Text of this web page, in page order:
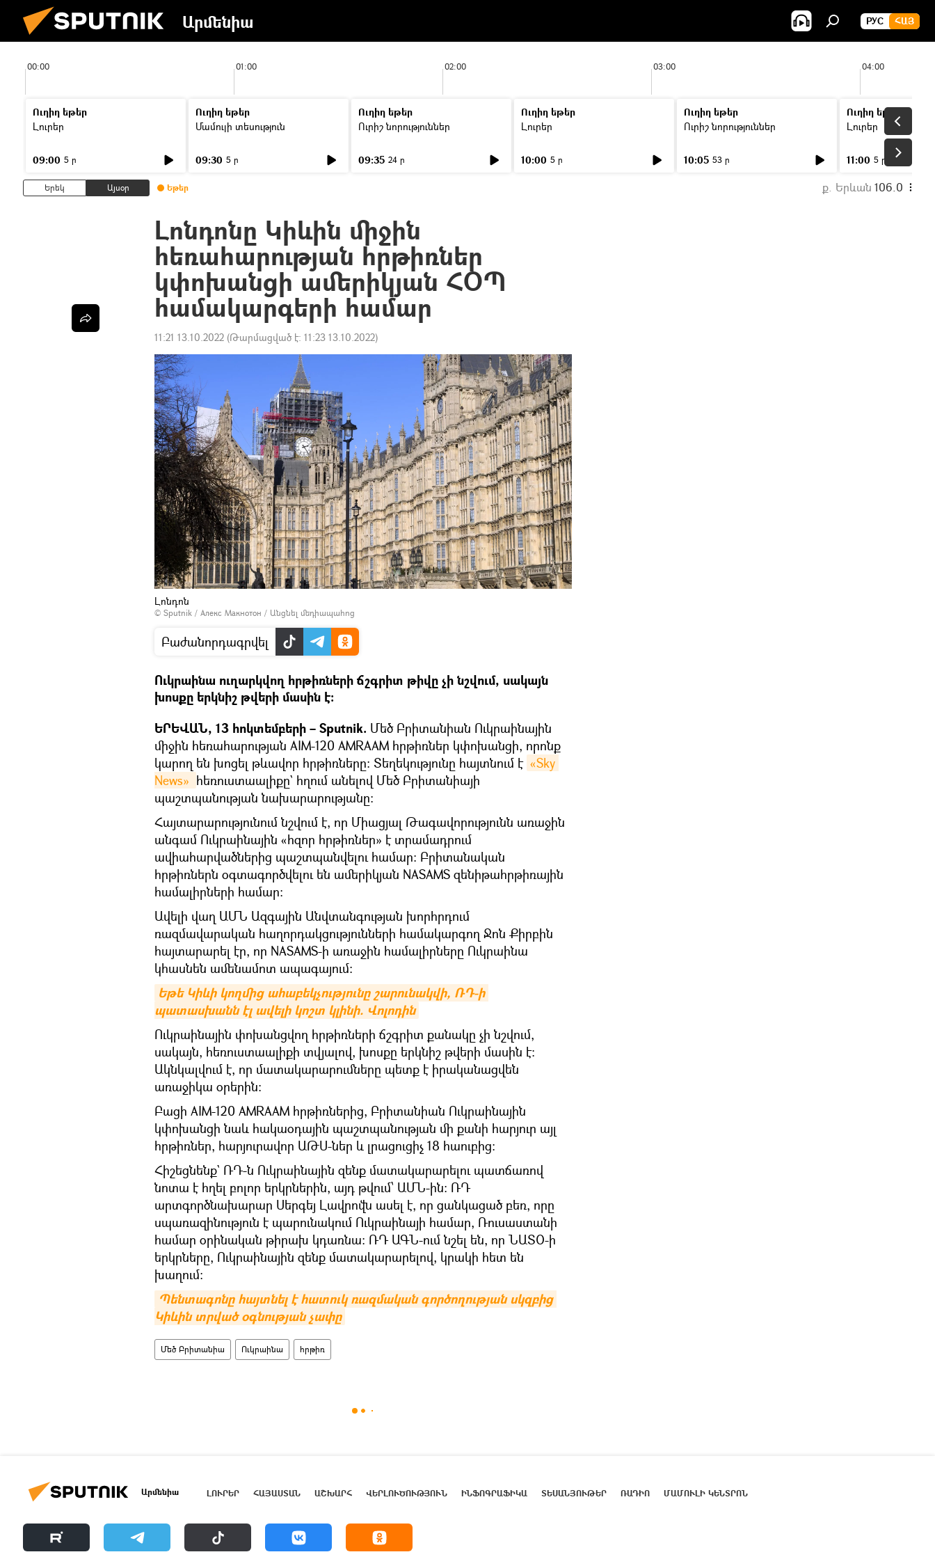
Արմենիա РУС ՀԱՅ
00:00 01:00 02:00 03:00 04:00
Ուղիղ եթեր
Լուրեր
09:00 5 ր
Ուղիղ եթեր
Մամուլի տեսություն
09:30 5 ր
Ուղիղ եթեր
Ուրիշ նորություններ
09:35 24 ր
Ուղիղ եթեր
Լուրեր
10:00 5 ր
Ուղիղ եթեր
Ուրիշ նորություններ
10:05 53 ր
Ուղիղ եթեր
Լուրեր
11:00 5 ր
Երեկ Այսօր Եթեր ք. Երևան 106.0
Լոնդոնը Կիևին միջին
հեռահարության հրթիռներ
կփոխանցի ամերիկյան ՀՕՊ
համակարգերի համար
11:21 13.10.2022 (Թարմացված է: 11:23 13.10.2022)
Լոնդոն
© Sputnik / Алекс Макнотон / Անցնել մեդիապահոց
Բաժանորդագրվել
Ուկրաինա ուղարկվող հրթիռների ճշգրիտ թիվը չի նշվում, սակայն
խոսքը երկնիշ թվերի մասին է:
ԵՐԵՎԱՆ, 13 հոկտեմբերի – Sputnik. Մեծ Բրիտանիան Ուկրաինային
միջին հեռահարության AIM-120 AMRAAM հրթիռներ կփոխանցի, որոնք
կարող են խոցել թևավոր հրթիռները։ Տեղեկությունը հայտնում է «Sky
News» հեռուստաալիքը` հղում անելով Մեծ Բրիտանիայի
պաշտպանության նախարարությանը:
Հայտարարությունում նշվում է, որ Միացյալ Թագավորությունն առաջին
անգամ Ուկրաինային «հզոր հրթիռներ» է տրամադրում
ավիահարվածներից պաշտպանվելու համար: Բրիտանական
հրթիռներն օգտագործվելու են ամերիկյան NASAMS զենիթահրթիռային
համալիրների համար։
Ավելի վաղ ԱՄՆ Ազգային Անվտանգության խորհրդում
ռազմավարական հաղորդակցությունների համակարգող Ջոն Քիրբին
հայտարարել էր, որ NASAMS-ի առաջին համալիրները Ուկրաինա
կհասնեն ամենամոտ ապագայում:
Եթե Կիևի կողմից ահաբեկչությունը շարունակվի, ՌԴ-ի
պատասխանն էլ ավելի կոշտ կլինի. Վոլոդին
Ուկրաինային փոխանցվող հրթիռների ճշգրիտ քանակը չի նշվում,
սակայն, հեռուստաալիքի տվյալով, խոսքը երկնիշ թվերի մասին է:
Ակնկալվում է, որ մատակարարումները պետք է իրականացվեն
առաջիկա օրերին։
Բացի AIM-120 AMRAAM հրթիռներից, Բրիտանիան Ուկրաինային
կփոխանցի նաև հակաօդային պաշտպանության մի քանի հարյուր այլ
հրթիռներ, հարյուրավոր ԱԹՍ-ներ և լրացուցիչ 18 հաուբից։
Հիշեցնենք` ՌԴ-ն Ուկրաինային զենք մատակարարելու պատճառով
նոտա է հղել բոլոր երկրներին, այդ թվում՝ ԱՄՆ-ին: ՌԴ
արտգործնախարար Սերգեյ Լավրովն ասել է, որ ցանկացած բեռ, որը
սպառազինություն է պարունակում Ուկրաինայի համար, Ռուսաստանի
համար օրինական թիրախ կդառնա: ՌԴ ԱԳՆ-ում նշել են, որ ՆԱՏՕ-ի
երկրները, Ուկրաինային զենք մատակարարելով, կրակի հետ են
խաղում։
Պենտագոնը հայտնել է հատուկ ռազմական գործողության սկզբից
Կիևին տրված օգնության չափը
Մեծ Բրիտանիա Ուկրաինա հրթիռ
Արմենիա ԼՈՒՐԵՐ ՀԱՅԱՍՏԱՆ ԱՇԽԱՐՀ ՎԵՐԼՈՒԾՈՒԹՅՈՒՆ ԻՆՖՈԳՐԱՖԻԿԱ ՏԵՍԱՆՅՈՒԹԵՐ ՌԱԴԻՈ ՄԱՄՈՒԼԻ ԿԵՆՏՐՈՆ